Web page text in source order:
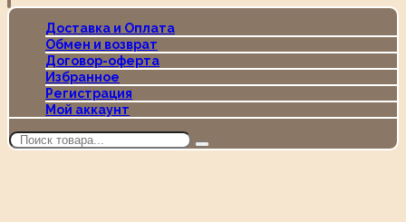
Доставка и Оплата
Обмен и возврат
Договор-оферта
Избранное
Регистрация
Мой аккаунт